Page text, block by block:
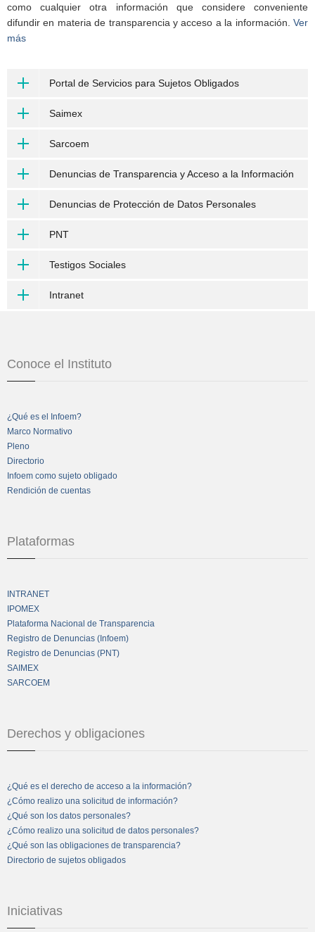
como cualquier otra información que considere conveniente
difundir en materia de transparencia y acceso a la información. Ver
más
Portal de Servicios para Sujetos Obligados
Saimex
Sarcoem
Denuncias de Transparencia y Acceso a la Información
Denuncias de Protección de Datos Personales
PNT
Testigos Sociales
Intranet
Conoce el Instituto
¿Qué es el Infoem?
Marco Normativo
Pleno
Directorio
Infoem como sujeto obligado
Rendición de cuentas
Plataformas
INTRANET
IPOMEX
Plataforma Nacional de Transparencia
Registro de Denuncias (Infoem)
Registro de Denuncias (PNT)
SAIMEX
SARCOEM
Derechos y obligaciones
¿Qué es el derecho de acceso a la información?
¿Cómo realizo una solicitud de información?
¿Qué son los datos personales?
¿Cómo realizo una solicitud de datos personales?
¿Qué son las obligaciones de transparencia?
Directorio de sujetos obligados
Iniciativas